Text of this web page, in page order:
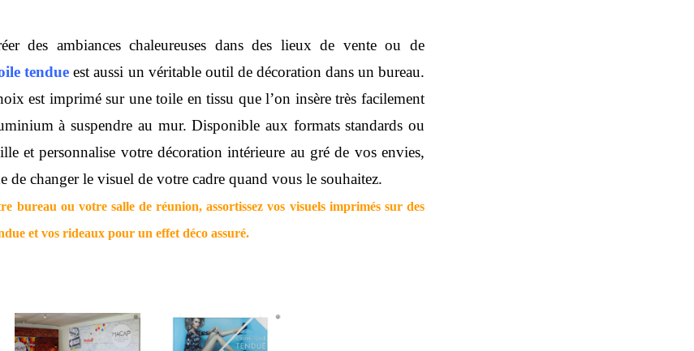
des ambiances chaleureuses dans des lieux de vente ou de
tendue est aussi un véritable outil de décoration dans un bureau.
est imprimé sur une toile en tissu que l’on insère très facilement
à suspendre au mur. Disponible aux formats standards ou
et personnalise votre décoration intérieure au gré de vos envies,
de changer le visuel de votre cadre quand vous le souhaitez.
bureau ou votre salle de réunion, assortissez vos visuels imprimés sur des
et vos rideaux pour un effet déco assuré.